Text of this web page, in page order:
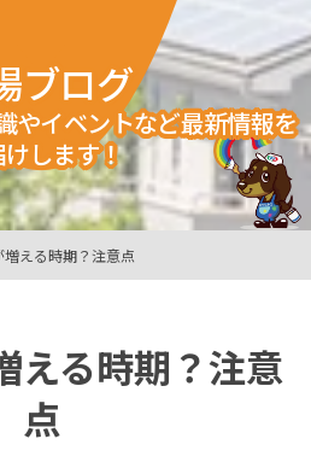
ブログ
やイベントなど最新情報を
します！
増える時期？注意点
える時期？注意
点